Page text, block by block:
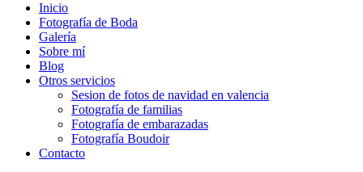
Inicio
Fotografía de Boda
Galería
Sobre mí
Blog
Otros servicios
Sesion de fotos de navidad en valencia
Fotografía de familias
Fotografía de embarazadas
Fotografía Boudoir
Contacto